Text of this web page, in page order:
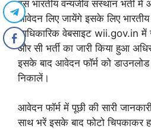
इस भारतीय वन्यजीव संस्थान भर्ती में
आवेदन लिए जायेंगे इसके लिए
आधिकारिक वेबसाइट wii.gov.in में
और सी भर्ती का जारी किया हुआ
इसके बाद आवेदन फॉर्म को
निकालें।
आवेदन फॉर्म में पूछी की सारी
साथ भरें इसके बाद फोटो चिपकाकर